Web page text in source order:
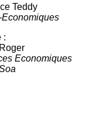
Teddy
:
Economiques